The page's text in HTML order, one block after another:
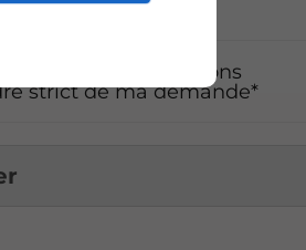
que les informations
strict de ma demande*